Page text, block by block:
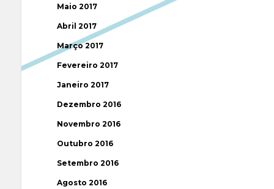
Maio 2017
Abril 2017
Março 2017
Fevereiro 2017
Janeiro 2017
Dezembro 2016
Novembro 2016
Outubro 2016
Setembro 2016
Agosto 2016